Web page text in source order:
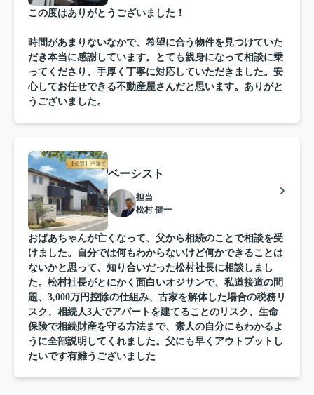
この度はありがとうございました！
時間があまりないなかで、希望に合う物件を見つけていた
だき本当に感謝しています。とても親身になって相談に乗
ってくださり、手厚く丁寧に対応していただきました。安
心してお任せできる不動産屋さんだと思います。ありがと
うございました。
ベーシスト
担当
松村 健一
おばあちゃんが亡くなって、父から相続のことで相談を受
けました。自分では何もわからないけど何かできることは
ないかと思って、知り合いだった松村社長に相談しまし
た。松村社長がとにかく面白いオジサンで、私道接道の問
題、3,000万円控除の仕組み、古家を解体した場合の税務リ
スク、相続人3人でアパートを建てることのリスク、生命
保険で相続財産を守る方法まで、素人の自分にもわかるよ
うに全部説明してくれました。父にも早くアウトプットし
たいです有難うございました